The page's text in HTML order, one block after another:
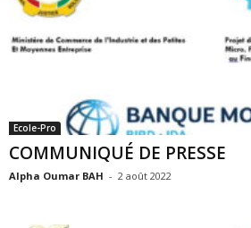
Ecole-Pro
COMMUNIQUÉ DE PRESSE
Alpha Oumar BAH - 2 août 2022